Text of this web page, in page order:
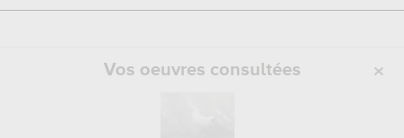
Vos oeuvres consultées